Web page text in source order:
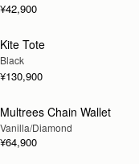
¥42,900
Kite Tote
Black
¥130,900
Multrees Chain Wallet
Vanilla/Diamond
¥64,900